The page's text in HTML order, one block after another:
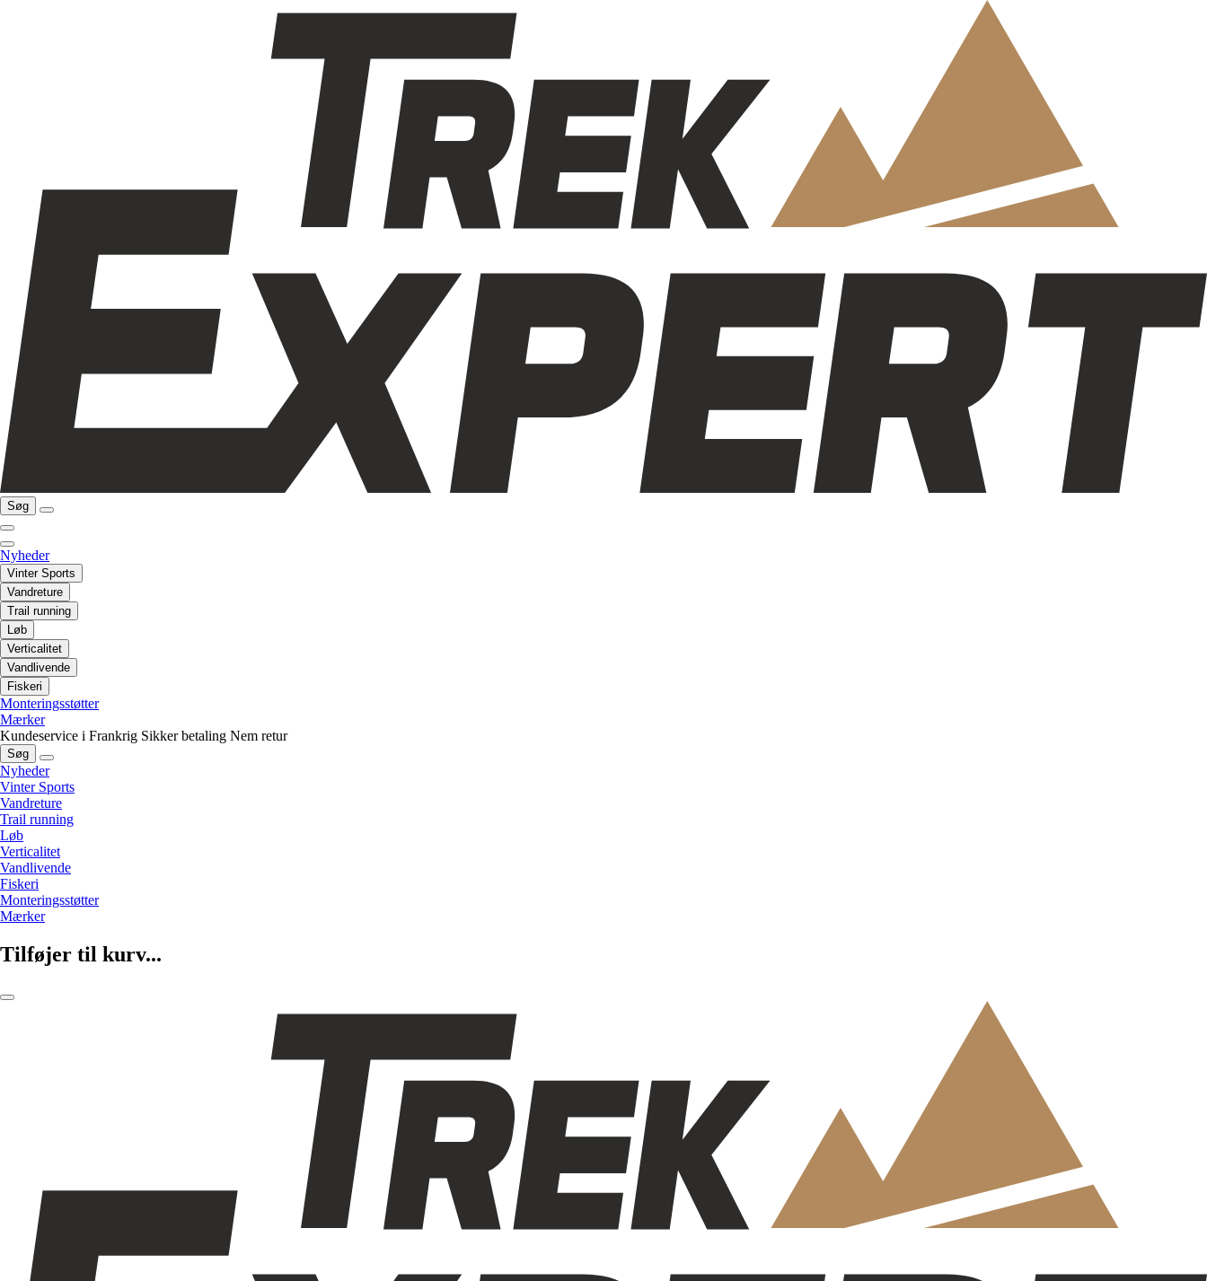
Søg
Nyheder
Vinter Sports
Vandreture
Trail running
Løb
Verticalitet
Vandlivende
Fiskeri
Monteringsstøtter
Mærker
Kundeservice i Frankrig Sikker betaling Nem retur
Søg
Nyheder
Vinter Sports
Vandreture
Trail running
Løb
Verticalitet
Vandlivende
Fiskeri
Monteringsstøtter
Mærker
Tilføjer til kurv...